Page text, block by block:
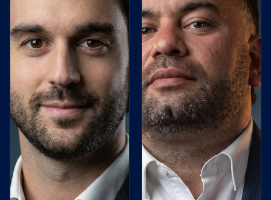
empresas. Del
diseño de la
cartera y la
planificación
patrimonial al
seguimiento del
día a día. Su
responsabilidad
es entender lo
que estás
buscando y
brindarte la
mejor solución.